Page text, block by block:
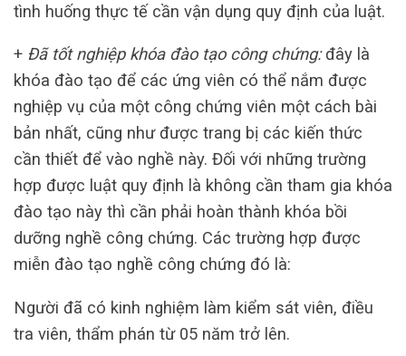
tình huống thực tế cần vận dụng quy định của luật.
+ Đã tốt nghiệp khóa đào tạo công chứng:đây là
khóa đào tạo để các ứng viên có thể nắm được
nghiệp vụ của một công chứng viên một cách bài
bản nhất, cũng như được trang bị các kiến thức
cần thiết để vào nghề này. Đối với những trường
hợp được luật quy định là không cần tham gia khóa
đào tạo này thì cần phải hoàn thành khóa bồi
dưỡng nghề công chứng. Các trường hợp được
miễn đào tạo nghề công chứng đó là:
Người đã có kinh nghiệm làm kiểm sát viên, điều
tra viên, thẩm phán từ 05 năm trở lên.